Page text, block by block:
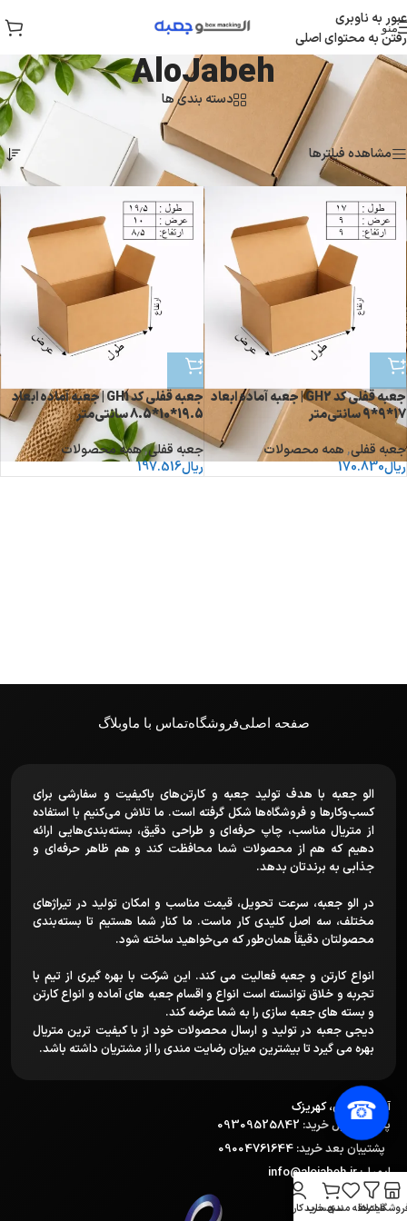
عبور به ناوبری
رفتن به محتوای اصلی
منو
AloJabeh
دسته بندی ها
محصولات برچسب خورده “AloJabeh”
در حال نمایش 2 نتیجه
مشاهده فیلترها
جعبه قفلی کد GH2 | جعبه آماده ابعاد
17*9*9 سانتی‌متر
جعبه قفلی,همه محصولات
ریال170.830
جعبه قفلی کد GH1 | جعبه آماده ابعاد
19.5*10*8.5 سانتی‌متر
جعبه قفلی,همه محصولات
ریال197.516
صفحه اصلیفروشگاهتماس با ماوبلاگ
الو جعبه با هدف تولید جعبه و کارتن‌های باکیفیت و سفارشی برای
کسب‌وکارها و فروشگاه‌ها شکل گرفته است. ما تلاش می‌کنیم با استفاده
از متریال مناسب، چاپ حرفه‌ای و طراحی دقیق، بسته‌بندی‌هایی ارائه
دهیم که هم از محصولات شما محافظت کند و هم ظاهر حرفه‌ای و
جذابی به برندتان بدهد.
در الو جعبه، سرعت تحویل، قیمت مناسب و امکان تولید در تیراژهای
مختلف، سه اصل کلیدی کار ماست. ما کنار شما هستیم تا بسته‌بندی
محصولتان دقیقاً همان‌طور که می‌خواهید ساخته شود.
انواع کارتن و جعبه فعالیت می کند. این شرکت با بهره گیری از تیم با
تجربه و خلاق توانسته است انواع و اقسام جعبه های آماده و انواع کارتن
و بسته های جعبه سازی را به شما عرضه کند.
دیجی جعبه در تولید و ارسال محصولات خود از با کیفیت ترین متریال
بهره می گیرد تا بیشترین میزان رضایت مندی را از مشتریان داشته باشد.
آدرس:تهران، کهریزک
پشتیبان قبل خرید: 09309525842
پشتیبان بعد خرید:
ایمیل:info@alojabeh.ir
☎
فیلترها
علاقه مندیسبد خرید
حساب کاربری من